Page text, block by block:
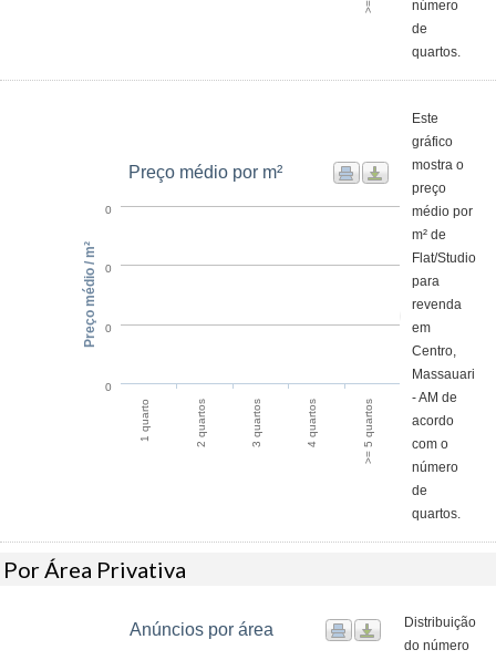
número
de
quartos.
Preço médio por m²
1 quarto 2 quartos 3 quartos 4 quartos >= 5 quartos
0
0
0
0
Preço médio / m²
Este
gráfico
mostra o
preço
médio por
m² de
Flat/Studio
para
revenda
em
Centro,
Massauari
- AM de
acordo
com o
número
de
quartos.
Por Área Privativa
Anúncios por área
Distribuição
do número